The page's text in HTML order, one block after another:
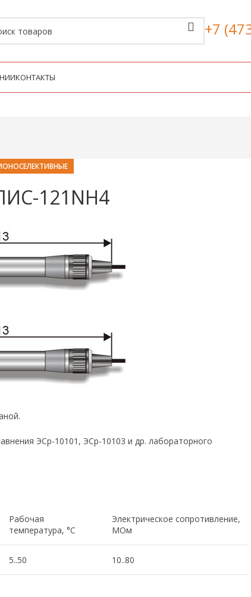
+7
КОНТАКТЫ
121NH4
ЭСр-10101, ЭСр-10103 и др. лабораторного
Рабочая
температура, °С
Электрическое сопротивление,
МОм
5..50 10..80